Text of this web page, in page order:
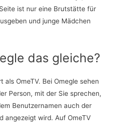
ist nur eine Brutstätte für
und junge Mädchen
das gleiche?
OmeTV. Bei Omegle sehen
Person, mit der Sie sprechen,
Benutzernamen auch der
angezeigt wird. Auf OmeTV